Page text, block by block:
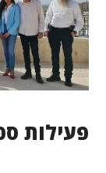
פעילות